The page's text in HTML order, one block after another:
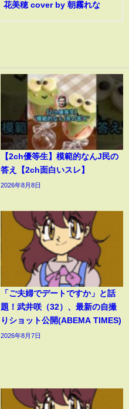
花美穂 cover by 朝霧れな
【2ch優等生】模範的なんJ民の
答え【2ch面白いスレ】
2026年8月8日
「ご夫婦でデートですか」と話
題！武井咲（32）、最新の自撮
りショット公開(ABEMA TIMES)
2026年8月7日